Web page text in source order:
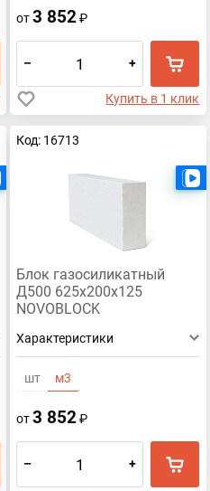
от3 852₽
– +
Купить в 1 клик
Код: 16713
Блок газосиликатный
Д500 625х200х125
NOVOBLOCK
Характеристики
шт м3
от3 852₽
– +